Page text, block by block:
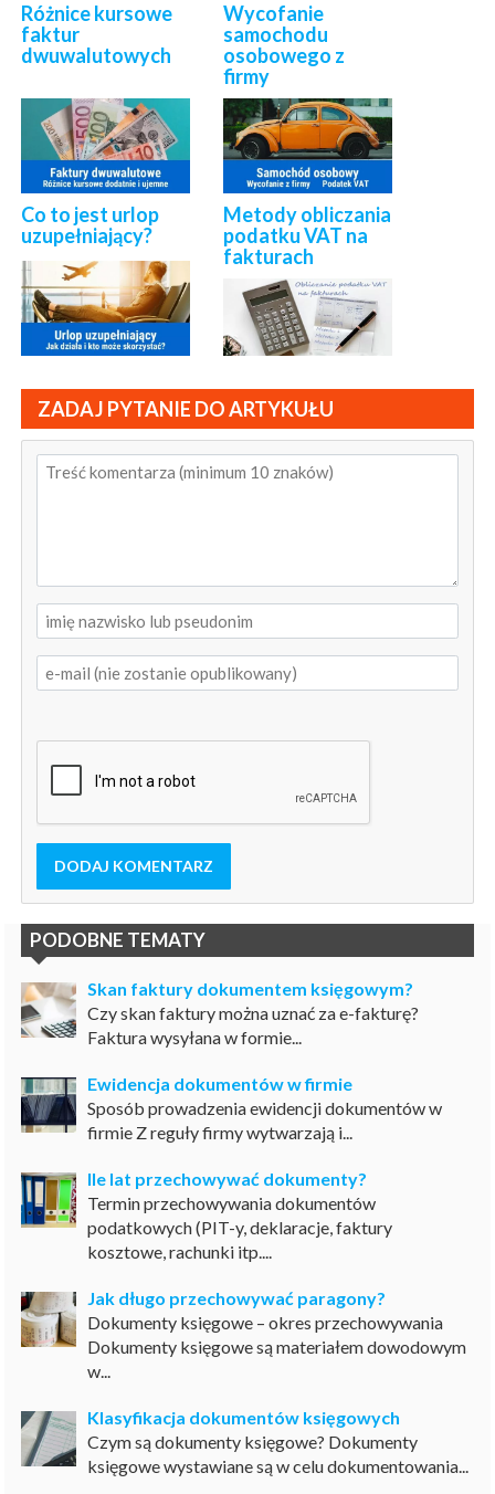
Różnice kursowe
faktur
dwuwalutowych
Wycofanie
samochodu
osobowego z
firmy
Co to jest urlop
uzupełniający?
Metody obliczania
podatku VAT na
fakturach
ZADAJ PYTANIE DO ARTYKUŁU
DODAJ KOMENTARZ
PODOBNE TEMATY
Skan faktury dokumentem księgowym?
Czy skan faktury można uznać za e-fakturę?
Faktura wysyłana w formie...
Ewidencja dokumentów w firmie
Sposób prowadzenia ewidencji dokumentów w
firmie Z reguły firmy wytwarzają i...
Ile lat przechowywać dokumenty?
Termin przechowywania dokumentów
podatkowych (PIT-y, deklaracje, faktury
kosztowe, rachunki itp....
Jak długo przechowywać paragony?
Dokumenty księgowe – okres przechowywania
Dokumenty księgowe są materiałem dowodowym
w...
Klasyfikacja dokumentów księgowych
Czym są dokumenty księgowe? Dokumenty
księgowe wystawiane są w celu dokumentowania...